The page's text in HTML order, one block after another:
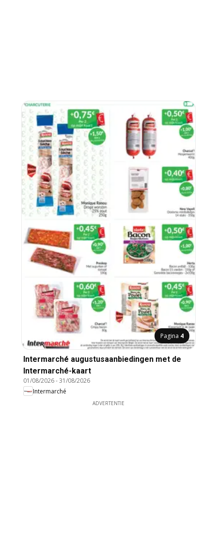
Pagina 4
Intermarché augustusaanbiedingen met de
Intermarché-kaart
01/08/2026-31/08/2026
Intermarché
ADVERTENTIE